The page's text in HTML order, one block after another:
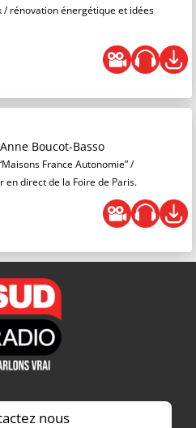
rénovation énergétique et idées
Boucot-Basso
France Autonomie” /
direct de la Foire de Paris.
nous